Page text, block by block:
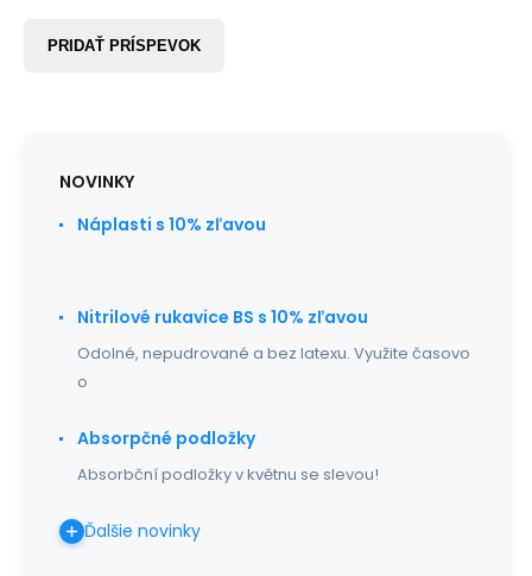
PRIDAŤ PRÍSPEVOK
NOVINKY
Náplasti s 10% zľavou
Nitrilové rukavice BS s 10% zľavou
Odolné, nepudrované a bez latexu. Využite časovo
o
Absorpčné podložky
Absorbční podložky v květnu se slevou!
Ďalšie novinky